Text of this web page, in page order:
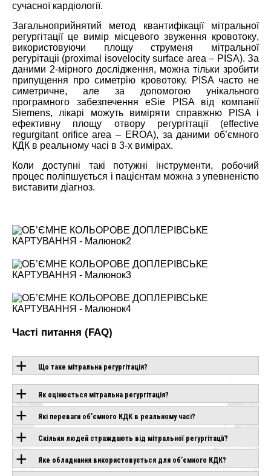
сучасної кардіології.
Загальноприйнятий метод квантифікації мітральної
регургітації це вимір місцевого звуження кровотоку,
використовуючи площу струменя мітральної
регурітаціі (proximal isovelocity surface area – PISA). За
даними 2-мірного дослідження, можна тільки зробити
припущення про симетрію кровотоку. PISA часто не
симетричне, але за допомогою унікального
програмного забезпечення eSie PISA від компанії
Siemens, лікарі можуть виміряти справжню PISA і
ефективну площу отвору регургітації (effective
regurgitant orifice area – EROA), за даними об’ємного
КДК в реальному часі в 3-х вимірах.
Коли доступні такі потужні інструменти, робочий
процес поліпшується і пацієнтам можна з упевненістю
виставити діагноз.
Часті питання (FAQ)
Що таке мітральна регургітація?
Як оцінюється мітральна регургітація?
Які переваги об’ємного КДК в реальному часі?
Скільки людей страждають від мітральної регургітації?
Яке обладнання використовується для об’ємного КДК?
ОБЛАДНАННЯ З
ЦІЄЮ
ТЕХНОЛОГІЄЮ